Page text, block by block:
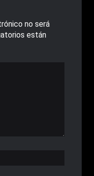
no será
están